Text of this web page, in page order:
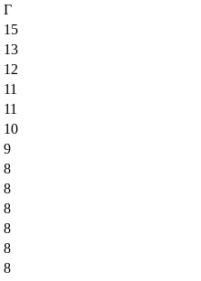
Г
15
13
12
11
11
10
9
8
8
8
8
8
8